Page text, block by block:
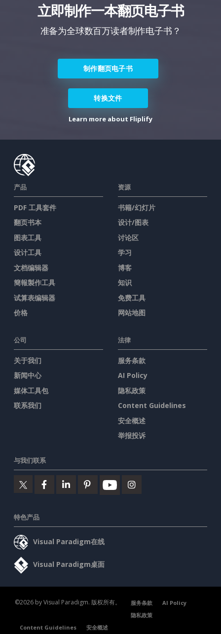
立即制作一本翻页电子书
准备为全球数百万读者制作电子书？
制作翻页电子书
转换文件
Learn more about Fliplify
产品
PDF 工具套件
翻页书本
图表工具
设计工具
文档编辑器
簡報製作工具
试算表编辑器
价格
资源
书籍/幻灯片
设计/图表
讨论区
学习
博客
知识
免费工具
网站地图
公司
关于我们
新闻中心
媒体工具包
联系我们
法律
服务条款
AI Policy
隐私政策
Content Guidelines
安全概述
举报投诉
与我们联系
特色产品
Visual Paradigm在线
Visual Paradigm桌面
©2026 by Visual Paradigm. 版权所有。 服务条款
AI Policy
隐私政策
Content Guidelines
安全概述